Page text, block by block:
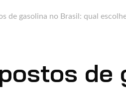
de gasolina no Brasil: qual
de